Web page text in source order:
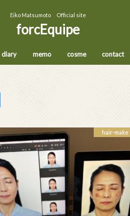
Eiko Matsumoto Official site
forcEquipe
diary memo cosme contact
hair-make